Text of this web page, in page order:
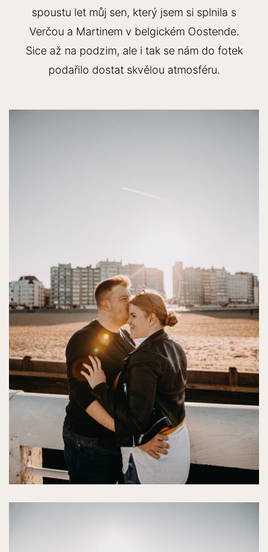
spoustu let můj sen, který jsem si splnila s
Verčou a Martinem v belgickém Oostende.
Sice až na podzim, ale i tak se nám do fotek
podařilo dostat skvělou atmosféru.